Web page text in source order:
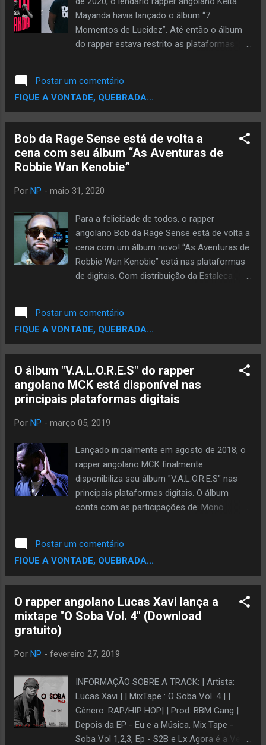
Mayanda havia lançado o álbum “7
Momentos de Lucidez”. Até então o álbum
do rapper estava restrito as plataformas
Youtube . Keita Mayanda é um dos grandes
rappers da lusofonia e sem dúvida sua
discografia é uma das melhores já escrita
acesso a seu álbum “O Homem e o Artista”
(2006), um clássico do rap! Keita é
conhecido por seu estilo contundente nas
rimas, o rapper não desperdiça nenhuma
fazer refletir sobre algo. Seu ultimo trampo
lançado foi o álbum “Musicas para Despertar
e Motivar em Tempos de Insegurança” em
2017, e 3 anos após lançar essa linda obra
lançou “7 Momentos de Lucidez”. Como um
seja pela sua produção sonora, quanto sua
escrita. O...
Postar um comentário
FIQUE A VONTADE, QUEBRADA...
Bob da Rage Sense está de volta a
cena com seu álbum “As Aventuras de
Robbie Wan Kenobie”
Por NP - maio 31, 2020
Para a felicidade de todos, o rapper
angolano Bob da Rage Sense está de volta a
cena com um álbum novo! “As Aventuras de
Robbie Wan Kenobie” está nas plataformas
de digitais. Com distribuição da Estaleca , o
lançamento do álbum. Bom lembrar que o
álbum foi lançado propositalmente em 4 de
maio, porque é um dia celebrado pelos fãs
conta do SP Deville . As Aventuras de Robbie
Wan Kenobie | Spotify Confira:
Postar um comentário
FIQUE A VONTADE, QUEBRADA...
O álbum "V.A.L.O.R.E.S" do rapper
angolano MCK está disponível nas
principais plataformas digitais
Por NP - março 05, 2019
Lançado inicialmente em agosto de 2018, o
rapper angolano MCK finalmente
disponibiliza seu álbum "V.A.L.O.R.E.S" nas
principais plataformas digitais. O álbum
conta com as participações de: Mono
Kool Klever, DJ Nelassassin e Mano Brown.
Ouça: SPOTIFY:
https://open.spotify.com/album/4takIGofoa
https://itunes.apple.com/us/album/v-a-l-o-r-
e-s/1433847141?uo=4&app=itunes APPLE
a-l-o-r-e-s/1433847141?
YOUTUBE:
https://www.youtube.com/c/CanaldaDiferenc
ial CD BABY:
https://store.cdbaby.com/cd/mck22 TIDAL:
https://tidal.com/browse/album/93970073
Postar um comentário
FIQUE A VONTADE, QUEBRADA...
O rapper angolano Lucas Xavi lança a
mixtape "O Soba Vol. 4" (Download
gratuito)
Por NP - fevereiro 27, 2019
INFORMAÇÃO SOBRE A TRACK: | Artista:
Lucas Xavi | | MixTape : O Soba Vol. 4 | |
Gênero: RAP/HIP HOP| | Prod: BBM Gang |
Depois da EP - Eu e a Música, Mix Tape -
Soba Vol 1,2,3, Ep - S2B e Lx Agora é a Vez